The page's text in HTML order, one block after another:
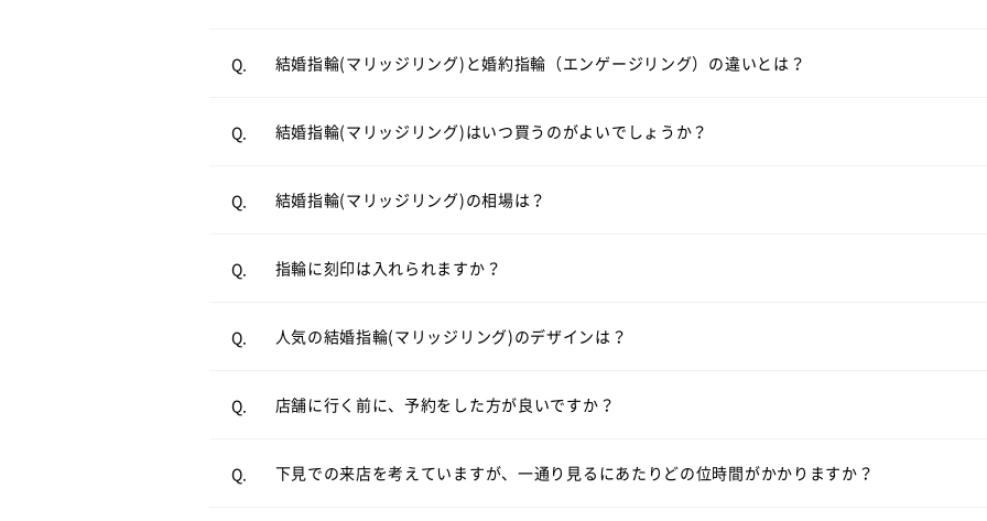
Q. 結婚指輪(マリッジリング)と婚約指輪（エンゲージリング）の違いとは？
Q. 結婚指輪(マリッジリング)はいつ買うのがよいでしょうか？
近はご入籍が先の方も多く、その場合はご入籍の3ヶ月前にはご準備されると安心です。
Q. 結婚指輪(マリッジリング)の相場は？
案させていただきます。
Q. 指輪に刻印は入れられますか？
A. リングの内側にお好きなアルファベット・数字などを刻印できます。（無料）
Q. 人気の結婚指輪(マリッジリング)のデザインは？
ンが人気です。
Q. 店舗に行く前に、予約をした方が良いですか？
とお待たせすることなくスムーズにご案内させて頂きます。
Q. 下見での来店を考えていますが、一通り見るにあたりどの位時間がかかりますか？
電話でのご相談も承っております。